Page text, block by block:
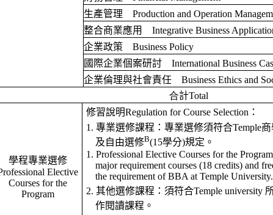
生產管理Production and Operation
整合商業應用Integrative Business
企業政策Business Policy
國際企業個案研討International Business
企業倫理與社會責任Business Ethics and
合計Total
學程專業選修
Elective
Courses for the
Program
修習說明Regulation for Course Selection ：
1. 專業選修課程：專業選修須符合Temple
及自由選修B(15學分)規定。
1. Professional Elective Courses for the
major requirement courses (18 credits) and
the requirement of BBA at Temple University.
2. 其他選修課程：須符合Temple university
作閱讀課程。